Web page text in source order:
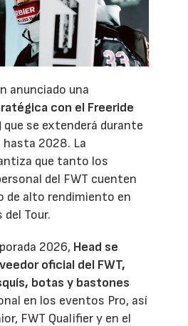
anunciado una
con el Freeride
que se extenderá durante
2028. La
que tanto los
del FWT cuenten
de alto rendimiento en
Tour.
2026, Head se
oficial del FWT,
botas y bastones
en los eventos Pro, así
FWT Qualifier y en el